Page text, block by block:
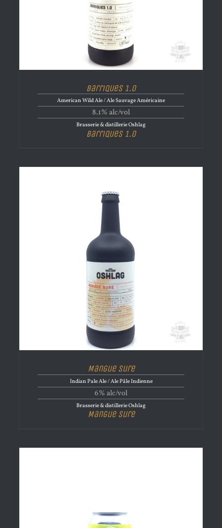
Barriques 1.0
American Wild Ale / Ale Sauvage Américaine
8.1% alc/vol
Brasserie & distillerie Oshlag
Barriques 1.0
Mangue sure
Indian Pale Ale / Ale Pâle Indienne
6% alc/vol
Brasserie & distillerie Oshlag
Mangue sure